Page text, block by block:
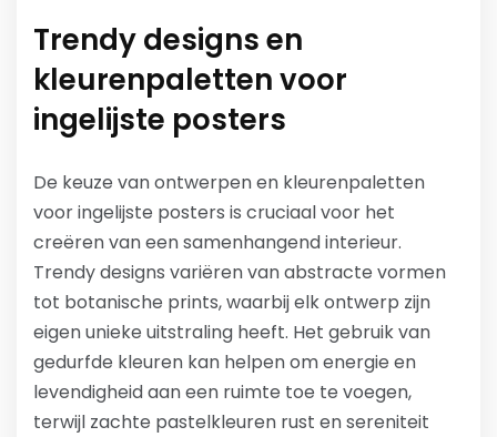
Trendy designs en
kleurenpaletten voor
ingelijste posters
De keuze van ontwerpen en kleurenpaletten
voor ingelijste posters is cruciaal voor het
creëren van een samenhangend interieur.
Trendy designs variëren van abstracte vormen
tot botanische prints, waarbij elk ontwerp zijn
eigen unieke uitstraling heeft. Het gebruik van
gedurfde kleuren kan helpen om energie en
levendigheid aan een ruimte toe te voegen,
terwijl zachte pastelkleuren rust en sereniteit